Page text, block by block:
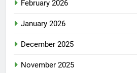
February 2026
January 2026
December 2025
November 2025